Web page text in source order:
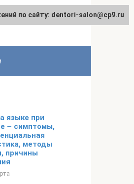
языке при
– симптомы,
методы
причины
по сайту: dentori-salon@cp9.ru